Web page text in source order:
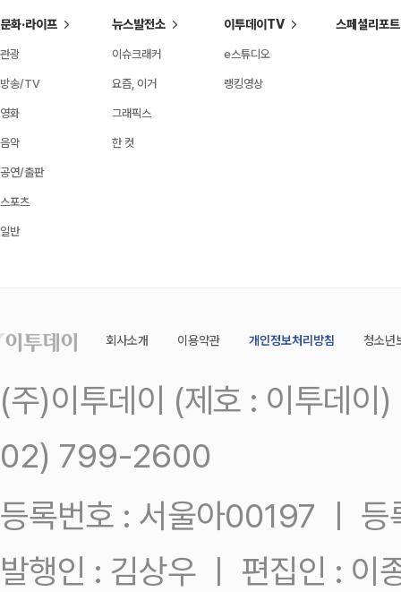
문화·라이프
관광
방송/TV
영화
음악
공연/출판
스포츠
일반
뉴스발전소
이슈크래커
요즘, 이거
그래픽스
한 컷
이투데이TV
e스튜디오
랭킹영상
스페셜리포트
회사소개 이용약관 개인정보처리방침 청소년
(주)이투데이 (제호 : 이투데
02) 799-2600
등록번호 : 서울아00197 ㅣ
발행인 : 김상우 ㅣ 편집인 : 이